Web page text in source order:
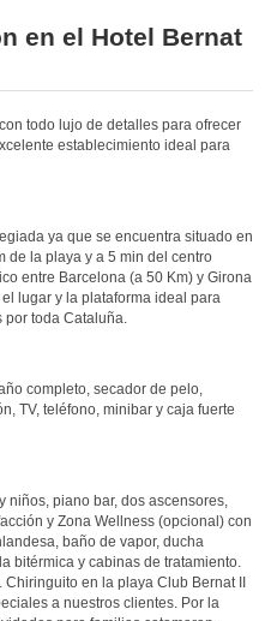
en el Hotel Bernat
todo lujo de detalles para ofrecer
establecimiento ideal para
ya que se encuentra situado en
de la playa y a 5 min del centro
entre Barcelona (a 50 Km) y Girona
lugar y la plataforma ideal para
por toda Cataluña.
completo, secador de pelo,
TV, teléfono, minibar y caja fuerte
niños, piano bar, dos ascensores,
y Zona Wellness (opcional) con
baño de vapor, ducha
bitérmica y cabinas de tratamiento.
en la playa Club Bernat II
a nuestros clientes. Por la